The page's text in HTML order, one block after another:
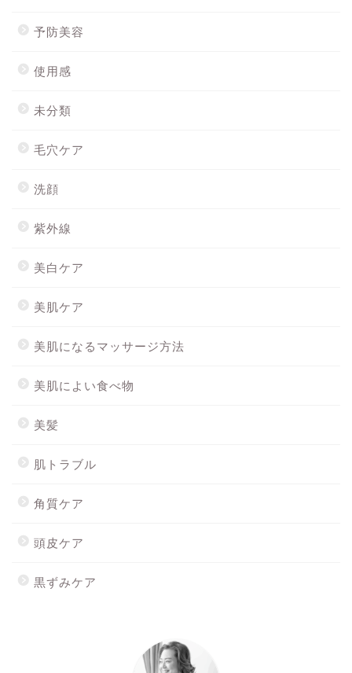
予防美容
使用感
未分類
毛穴ケア
洗顔
紫外線
美白ケア
美肌ケア
美肌になるマッサージ方法
美肌によい食べ物
美髪
肌トラブル
角質ケア
頭皮ケア
黒ずみケア